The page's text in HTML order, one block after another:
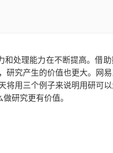
和处理能力在不断提高。借
研究产生的价值也更大。网
将用三个例子来说明用研可
研究更有价值。